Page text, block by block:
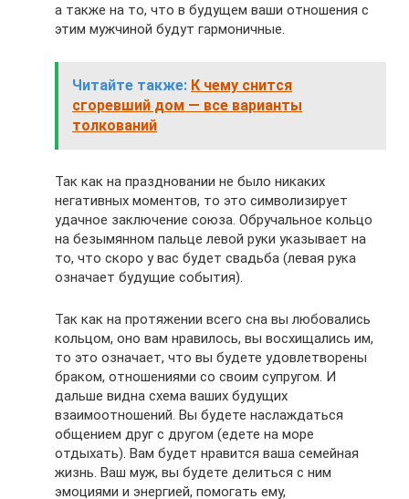
а также на то, что в будущем ваши отношения с
этим мужчиной будут гармоничные.
Читайте также: К чему снится
сгоревший дом — все варианты
толкований
Так как на праздновании не было никаких
негативных моментов, то это символизирует
удачное заключение союза. Обручальное кольцо
на безымянном пальце левой руки указывает на
то, что скоро у вас будет свадьба (левая рука
означает будущие события).
Так как на протяжении всего сна вы любовались
кольцом, оно вам нравилось, вы восхищались им,
то это означает, что вы будете удовлетворены
браком, отношениями со своим супругом. И
дальше видна схема ваших будущих
взаимоотношений. Вы будете наслаждаться
общением друг с другом (едете на море
отдыхать). Вам будет нравится ваша семейная
жизнь. Ваш муж, вы будете делиться с ним
эмоциями и энергией, помогать ему,